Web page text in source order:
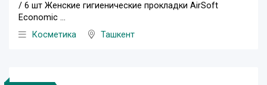
/ 6 шт Женские гигиенические прокладки AirSoft
Economic ...
Косметика
Ташкент